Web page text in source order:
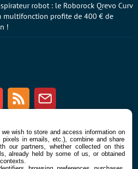
Youtube RSS Newsletter
À PROPOS
Contact
robot : le Roborock Qrevo Curv
multifonction profite de 400 € de
!
, we wish to store and access information on
pixels in emails, etc.), combine and share
our partners, whether collected on this
already held by some of us, or obtained